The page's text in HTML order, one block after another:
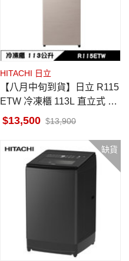
HITACHI 日立
【八月中旬到貨】日立 R115
ETW 冷凍櫃 113L 直立式 無
霜 冷凍/冷藏 自由切換
13,500 13,900
缺貨